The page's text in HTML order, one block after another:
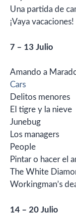
Una partida de
¡Vaya vacaciones!
7 – 13 Julio
Amando a
Cars
Delitos menores
El tigre y la nieve
Junebug
Los managers
People
Pintar o hacer el
The White
Workingman’s
14 – 20 Julio